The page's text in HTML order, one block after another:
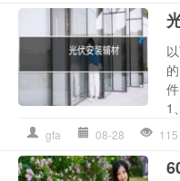
1
gfa 08-28 115